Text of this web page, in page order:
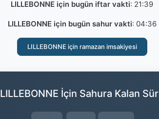
LILLEBONNE için bugün iftar vakti: 21:39
LILLEBONNE için bugün sahur vakti: 04:36
LILLEBONNE için ramazan imsakiyesi
LILLEBONNE İçin Sahura Kalan